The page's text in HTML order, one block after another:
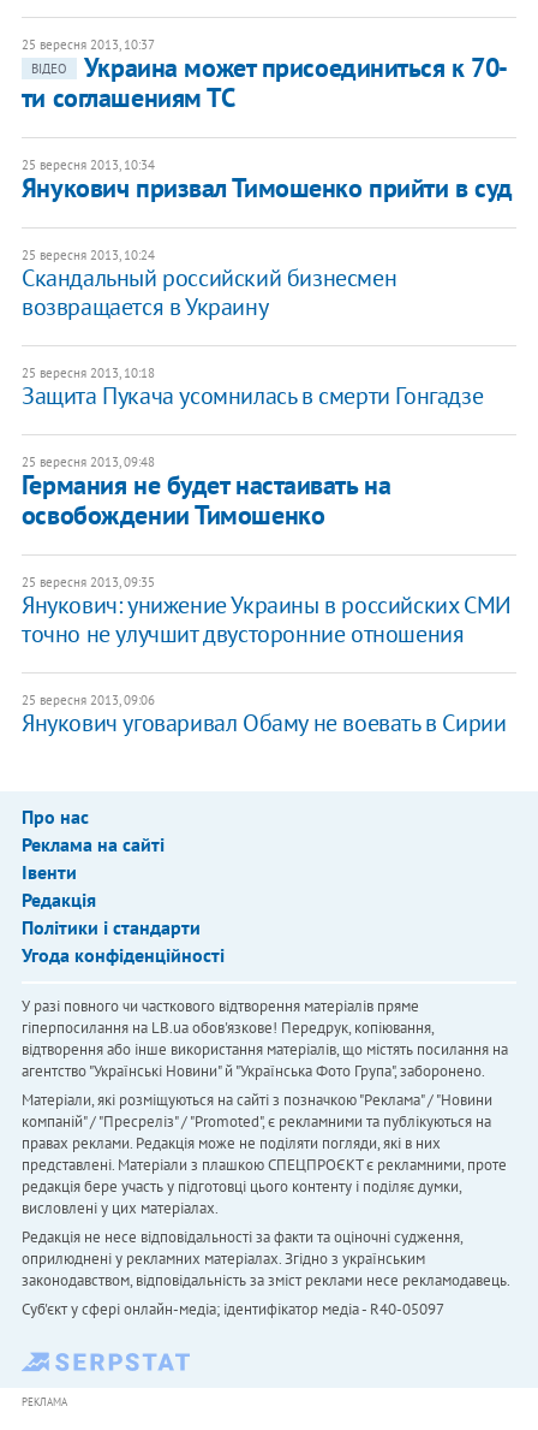
25 вересня 2013, 10:37
ВІДЕО
Украина может присоединиться к 70-
ти соглашениям ТС
25 вересня 2013, 10:34
Янукович призвал Тимошенко прийти в суд
25 вересня 2013, 10:24
​Скандальный российский бизнесмен
возвращается в Украину
25 вересня 2013, 10:18
Защита Пукача усомнилась в смерти Гонгадзе
25 вересня 2013, 09:48
Германия не будет настаивать на
освобождении Тимошенко
25 вересня 2013, 09:35
Янукович: унижение Украины в российских СМИ
точно не улучшит двусторонние отношения
25 вересня 2013, 09:06
Янукович уговаривал Обаму не воевать в Сирии
Про нас
Реклама на сайті
Івенти
Редакція
Політики і стандарти
Угода конфіденційності
У разі повного чи часткового відтворення матеріалів пряме
гіперпосилання на LB.ua обов'язкове! Передрук, копіювання,
відтворення або інше використання матеріалів, що містять посилання на
агентство "Українськi Новини" й "Українська Фото Група", заборонено.
Матеріали, які розміщуються на сайті з позначкою "Реклама" / "Новини
компаній" / "Пресреліз" / "Promoted", є рекламними та публікуються на
правах реклами. Редакція може не поділяти погляди, які в них
представлені. Матеріали з плашкою СПЕЦПРОЄКТ є рекламними, проте
редакція бере участь у підготовці цього контенту і поділяє думки,
висловлені у цих матеріалах.
Редакція не несе відповідальності за факти та оціночні судження,
оприлюднені у рекламних матеріалах. Згідно з українським
законодавством, відповідальність за зміст реклами несе рекламодавець.
Cуб'єкт у сфері онлайн-медіа; ідентифікатор медіа - R40-05097
РЕКЛАМА